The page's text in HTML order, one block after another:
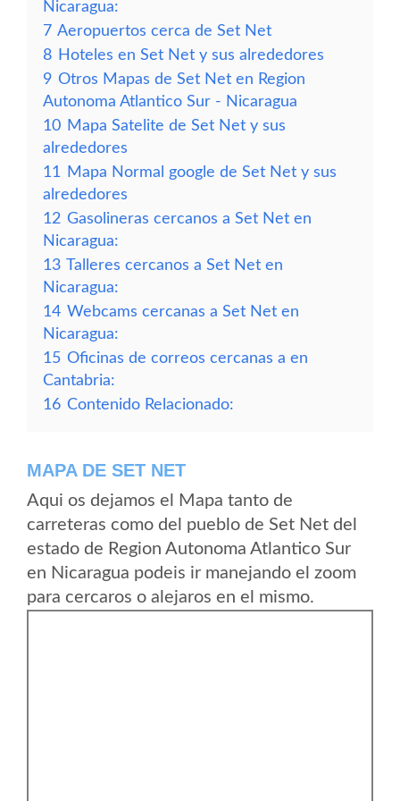
Nicaragua:
7 Aeropuertos cerca de Set Net
8 Hoteles en Set Net y sus alrededores
9 Otros Mapas de Set Net en Region
Autonoma Atlantico Sur - Nicaragua
10 Mapa Satelite de Set Net y sus
alrededores
11
Mapa Normal google de Set Net y sus
alrededores
12 Gasolineras cercanos a Set Net en
Nicaragua:
13 Talleres cercanos a Set Net en
Nicaragua:
14 Webcams cercanas a Set Net en
Nicaragua:
15 Oficinas de correos cercanas a en
Cantabria:
16 Contenido Relacionado:
MAPA DE SET NET
Aqui os dejamos el Mapa tanto de
carreteras como del pueblo de Set Net del
estado de Region Autonoma Atlantico Sur
en Nicaragua podeis ir manejando el zoom
para cercaros o alejaros en el mismo.